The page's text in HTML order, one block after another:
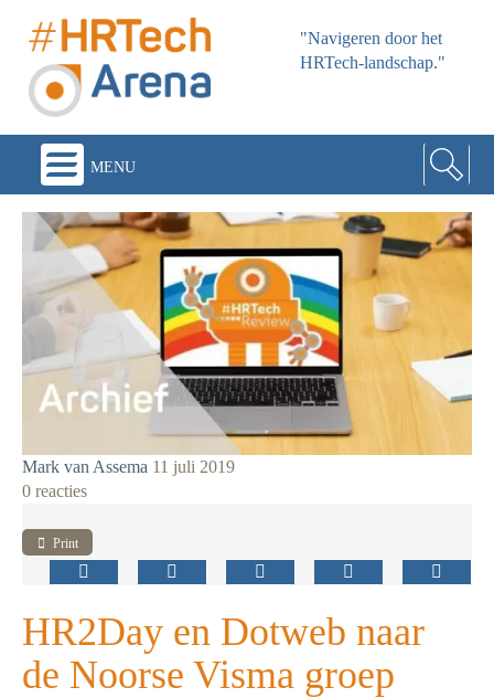
"Navigeren door het
HRTech-landschap."
menu
Mark van Assema 11 juli 2019
0 reacties
Print
HR2Day en Dotweb naar
de Noorse Visma groep